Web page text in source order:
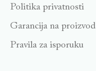
Politika privatnosti
Garancija na proizvod
Pravila za isporuku